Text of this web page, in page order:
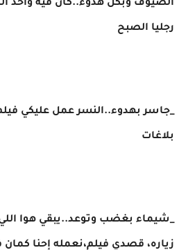
الضيوف وبكل هدوء..كان فيه واحد
رجليا الصبح
_جاسر بهدوء..النسر عمل عليكي
بلاغات
_شيماء بغضب وتوعد..يبقي هوا اللي
زياره، قصدي فيلم،نعمله إحنا كمان